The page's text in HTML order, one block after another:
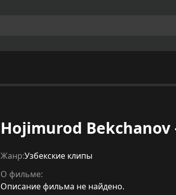
Hojimurod
Жанр:Узбекские клипы
О фильме:
Описание фильма не найдено.